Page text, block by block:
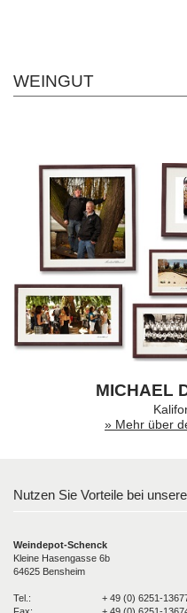
WEINGUT
MICHAEL
» Mehr über
Nutzen Sie Vorteile bei
Weindepot-Schenck
Kleine Hasengasse 6b
64625 Bensheim
Tel.:
+ 49 (0) 6251-
Fax:
+ 49 (0) 6251-